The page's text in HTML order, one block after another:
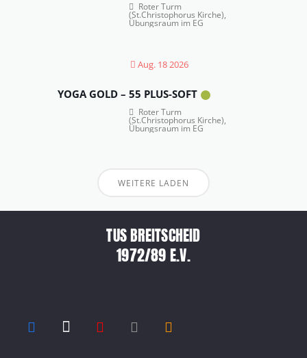
Roter Turm
(St.Christophorus Kirche),
Übungsraum im EG
Aug. 18 2026
YOGA GOLD – 55 PLUS-SOFT
Roter Turm
(St.Christophorus Kirche),
Übungsraum im EG
WEITERE LADEN
TUS BREITSCHEID
1972/89 E.V.